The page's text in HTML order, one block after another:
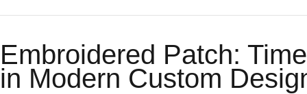
Embroidered Patch:
in Modern Custom